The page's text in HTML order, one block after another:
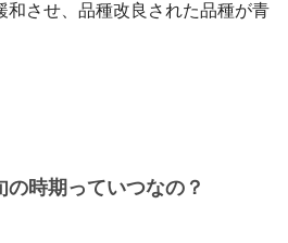
和させ、品種改良された品種が青
時期っていつなの？